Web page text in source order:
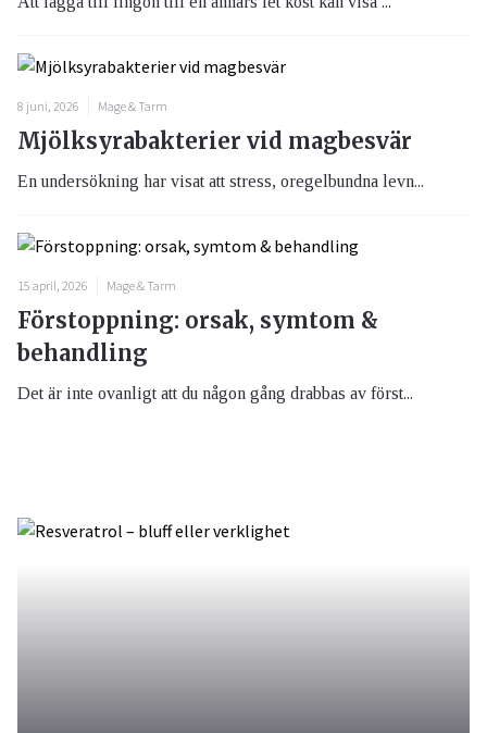
8 juni, 2026 Mage & Tarm
Mjölksyrabakterier vid magbesvär
En undersökning har visat att stress, oregelbundna levn...
15 april, 2026 Mage & Tarm
Förstoppning: orsak, symtom &
behandling
Det är inte ovanligt att du någon gång drabbas av först...